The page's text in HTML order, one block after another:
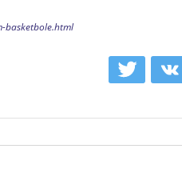
basketbole.html